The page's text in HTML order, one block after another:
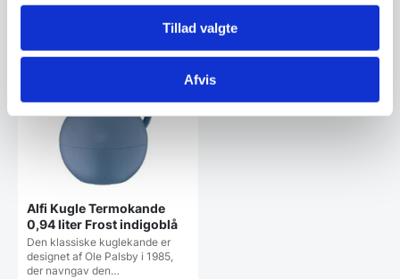
Tillad valgte
Afvis
Vi prismatcher
Alfi Kugle Termokande
0,94 liter Frost indigoblå
Den klassiske kuglekande er
designet af Ole Palsby i 1985,
der navngav den…